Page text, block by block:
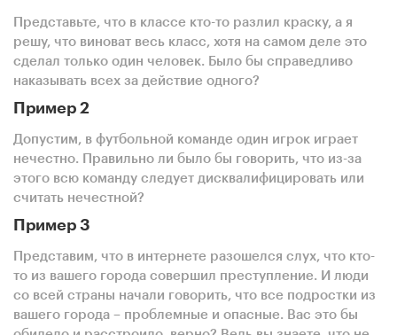
Представьте, что в классе кто-то разлил краску, а я
решу, что виноват весь класс, хотя на самом деле это
сделал только один человек. Было бы справедливо
наказывать всех за действие одного?
Пример 2
Допустим, в футбольной команде один игрок играет
нечестно. Правильно ли было бы говорить, что из-за
этого всю команду следует дисквалифицировать или
считать нечестной?
Пример 3
Представим, что в интернете разошелся слух, что кто-
то из вашего города совершил преступление. И люди
со всей страны начали говорить, что все подростки из
вашего города – проблемные и опасные. Вас это бы